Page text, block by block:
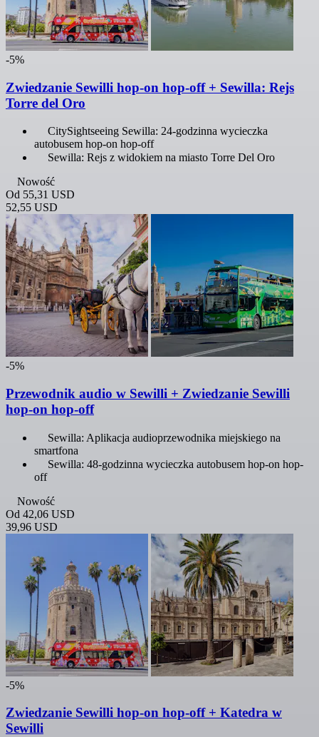
-5%
Zwiedzanie Sewilli hop-on hop-off + Sewilla: Rejs
Torre del Oro
CitySightseeing Sewilla: 24-godzinna wycieczka
autobusem hop-on hop-off
Sewilla: Rejs z widokiem na miasto Torre Del Oro
Nowość
Od 55,31 USD
52,55 USD
-5%
Przewodnik audio w Sewilli + Zwiedzanie Sewilli
hop-on hop-off
Sewilla: Aplikacja audioprzewodnika miejskiego na
smartfona
Sewilla: 48-godzinna wycieczka autobusem hop-on hop-
off
Nowość
Od 42,06 USD
39,96 USD
-5%
Zwiedzanie Sewilli hop-on hop-off + Katedra w
Sewilli